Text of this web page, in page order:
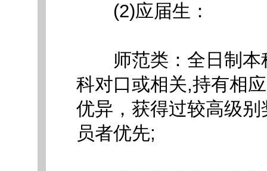
(2)应届生：
师范类：全日制本
科对口或相关,持有相
优异，获得过较高级
员者优先;